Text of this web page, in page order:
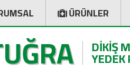
ÜRÜNLER
DİKİŞ
YEDEK